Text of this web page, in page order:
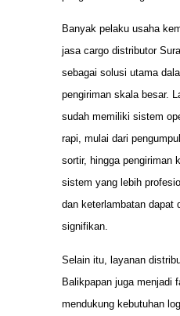
Banyak pelaku usaha
jasa cargo distributor
sebagai solusi utama
pengiriman skala besar.
sudah memiliki sistem
rapi, mulai dari
sortir, hingga pengiriman
sistem yang lebih
dan keterlambatan dapat
signifikan.
Selain itu, layanan
Balikpapan juga menjadi
mendukung kebutuhan